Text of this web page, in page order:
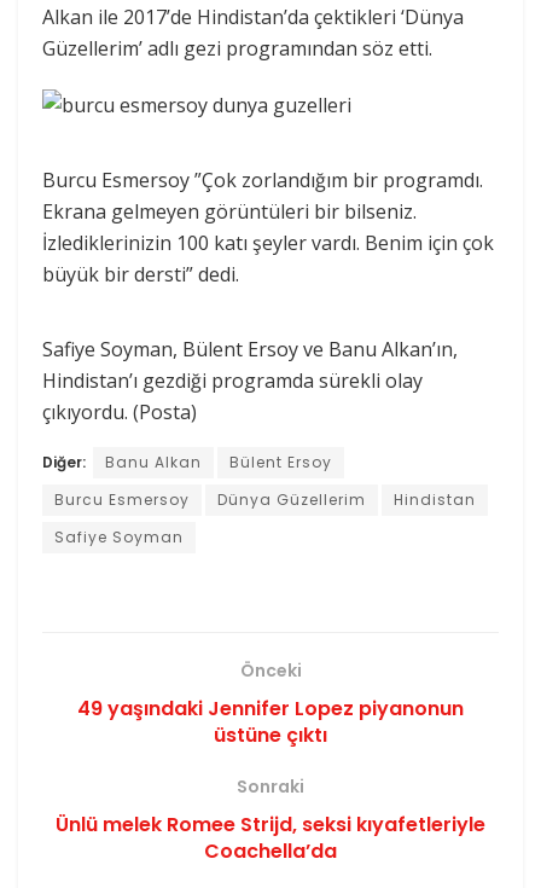
Alkan ile 2017’de Hindistan’da çektikleri ‘Dünya
Güzellerim’ adlı gezi programından söz etti.
Burcu Esmersoy ”Çok zorlandığım bir programdı.
Ekrana gelmeyen görüntüleri bir bilseniz.
İzlediklerinizin 100 katı şeyler vardı. Benim için çok
büyük bir dersti” dedi.
Safiye Soyman, Bülent Ersoy ve Banu Alkan’ın,
Hindistan’ı gezdiği programda sürekli olay
çıkıyordu. (Posta)
Diğer: Banu Alkan
Bülent Ersoy
Burcu Esmersoy
Dünya Güzellerim
Hindistan
Safiye Soyman
Önceki
49 yaşındaki Jennifer Lopez piyanonun
üstüne çıktı
Sonraki
Ünlü melek Romee Strijd, seksi kıyafetleriyle
Coachella’da